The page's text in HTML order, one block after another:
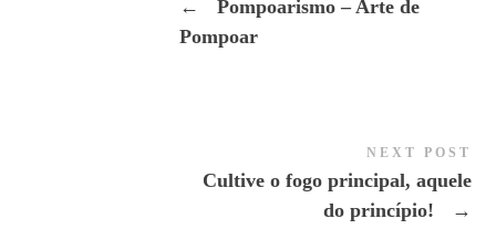
←
Pompoarismo – Arte de
Pompoar
NEXT POST
Cultive o fogo principal, aquele
do princípio!
→